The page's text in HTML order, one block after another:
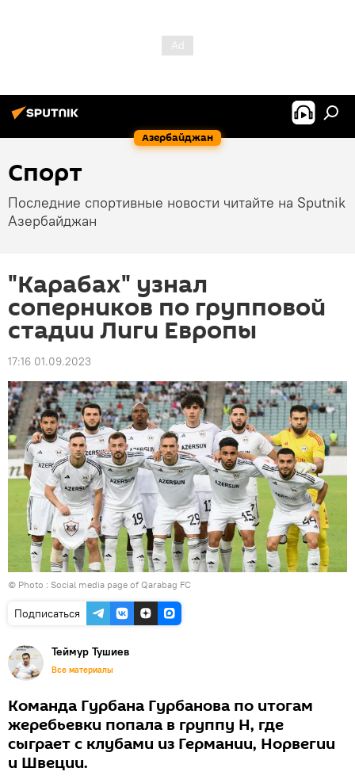
Азербайджан
Спорт
Последние спортивные новости читайте на Sputnik
Азербайджан
"Карабах" узнал
соперников по групповой
стадии Лиги Европы
17:16 01.09.2023
© Photo : Social media page of Qarabag FC
Подписаться
Теймур Тушиев
Все материалы
Команда Гурбана Гурбанова по итогам
жеребьевки попала в группу H, где
сыграет с клубами из Германии, Норвегии
и Швеции.